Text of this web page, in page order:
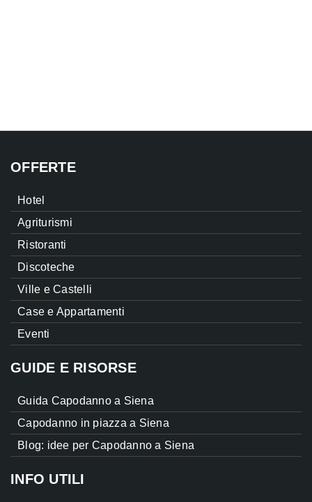
OFFERTE
Hotel
Agriturismi
Ristoranti
Discoteche
Ville e Castelli
Case e Appartamenti
Eventi
GUIDE E RISORSE
Guida Capodanno a Siena
Capodanno in piazza a Siena
Blog: idee per Capodanno a Siena
INFO UTILI